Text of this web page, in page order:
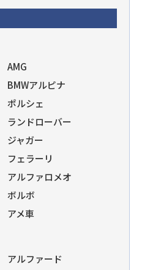
AMG
BMWアルピナ
ポルシェ
ランドローバー
ジャガー
フェラーリ
アルファロメオ
ボルボ
アメ車
アルファード